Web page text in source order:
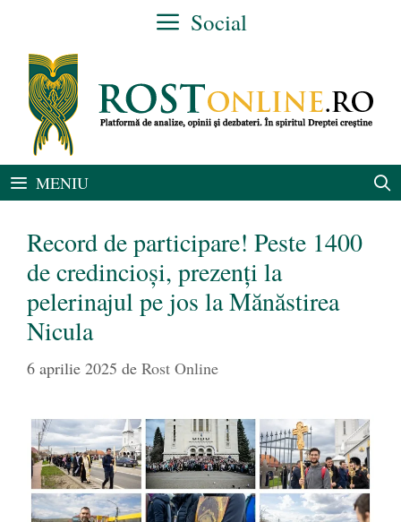
conținut
Social
MENIU
Record de participare! Peste 1400
de credincioși, prezenți la
pelerinajul pe jos la Mănăstirea
Nicula
6 aprilie 2025 de Rost Online